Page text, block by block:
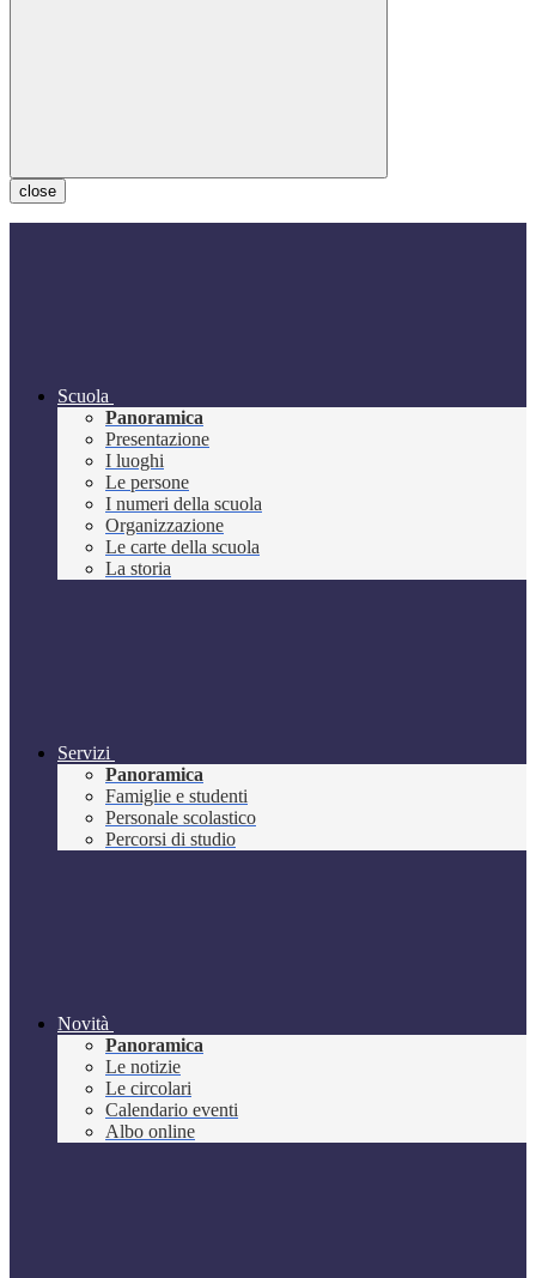
close
Scuola
Panoramica
Presentazione
I luoghi
Le persone
I numeri della scuola
Organizzazione
Le carte della scuola
La storia
Servizi
Panoramica
Famiglie e studenti
Personale scolastico
Percorsi di studio
Novità
Panoramica
Le notizie
Le circolari
Calendario eventi
Albo online